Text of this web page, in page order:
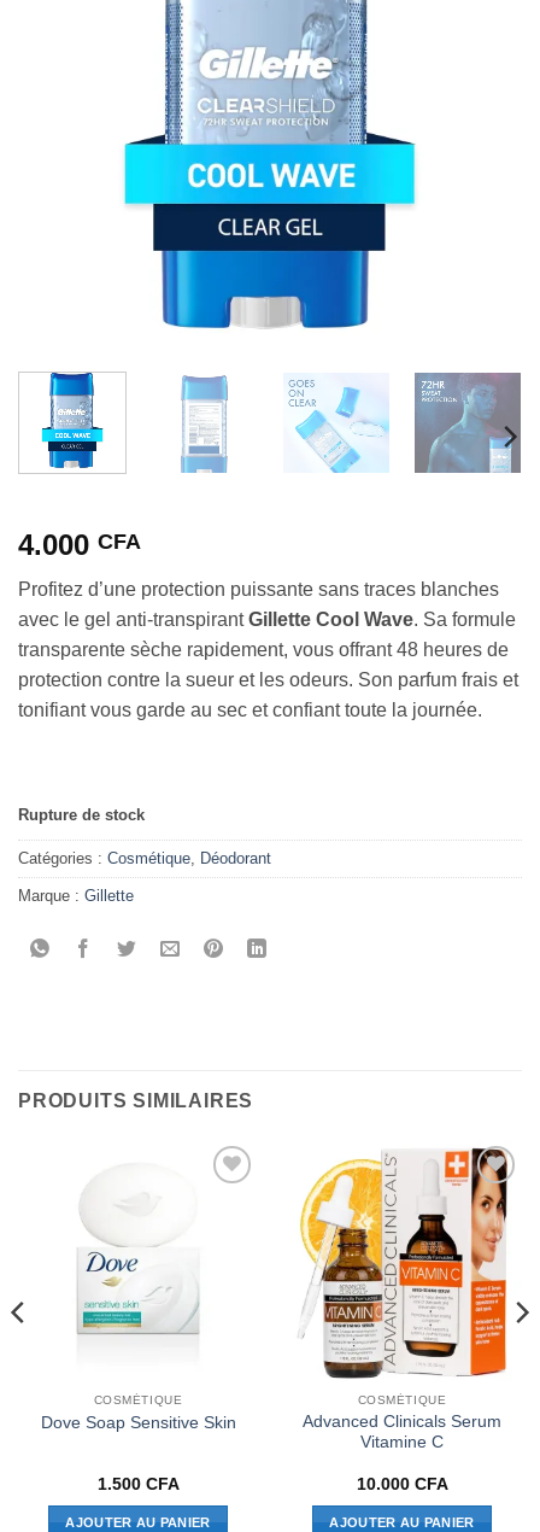
4.000 CFA
Profitez d’une protection puissante sans traces blanches
avec le gel anti-transpirantGillette Cool Wave. Sa formule
transparente sèche rapidement, vous offrant 48 heures de
protection contre la sueur et les odeurs. Son parfum frais et
tonifiant vous garde au sec et confiant toute la journée.
Rupture de stock
Catégories : Cosmétique, Déodorant
Marque : Gillette
PRODUITS SIMILAIRES
COSMÉTIQUE
Dove Soap Sensitive Skin
1.500 CFA
AJOUTER AU PANIER
Ajouter
à la liste
de
souhaits
COSMÉTIQUE
Advanced Clinicals Serum
Vitamine C
10.000 CFA
AJOUTER AU PANIER